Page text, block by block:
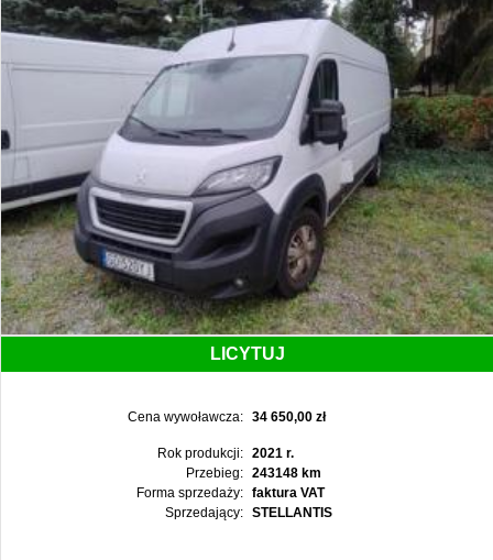
LICYTUJ
Cena wywoławcza: 34 650,00 zł
Rok produkcji:
2021 r.
Przebieg:
243148 km
Forma sprzedaży:
faktura VAT
Sprzedający:
STELLANTIS